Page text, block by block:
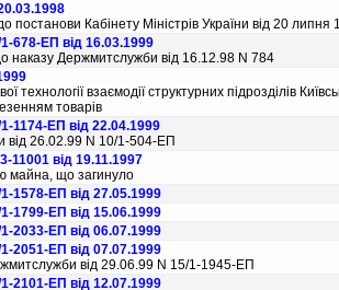
постанови Кабiнету Мiнiстрiв України вiд 20 липня
678-ЕП від 16.03.1999
наказу Держмитслужби вiд 16.12.98 N 784
технологiї взаємодiї структурних пiдроздiлiв
товарiв
1174-ЕП від 22.04.1999
вiд 26.02.99 N 10/1-504-ЕП
від 19.11.1997
майна, що загинуло
1578-ЕП від 27.05.1999
1799-ЕП від 15.06.1999
2033-ЕП від 06.07.1999
2051-ЕП від 07.07.1999
вiд 29.06.99 N 15/1-1945-ЕП
2101-ЕП від 12.07.1999